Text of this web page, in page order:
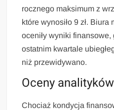
rocznego maksimum z
które wynosiło 9 zł.
oceniły wyniki
ostatnim kwartale
niż przewidywano.
Oceny analityków
Chociaż kondycja